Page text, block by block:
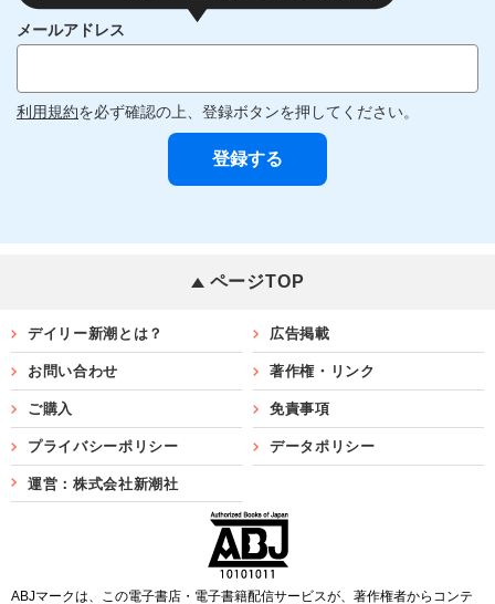
メールアドレス
利用規約を必ず確認の上、登録ボタンを押してください。
ページTOP
デイリー新潮とは？ 広告掲載
お問い合わせ 著作権・リンク
ご購入 免責事項
プライバシーポリシー データポリシー
運営：株式会社新潮社
ABJマークは、この電子書店・電子書籍配信サービスが、著作権者からコンテ